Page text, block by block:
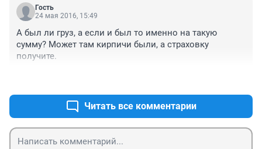
Гость
24 мая 2016, 15:49
А был ли груз, а если и был то именно на такую
сумму? Может там кирпичи были, а страховку
получите.
Читать все комментарии